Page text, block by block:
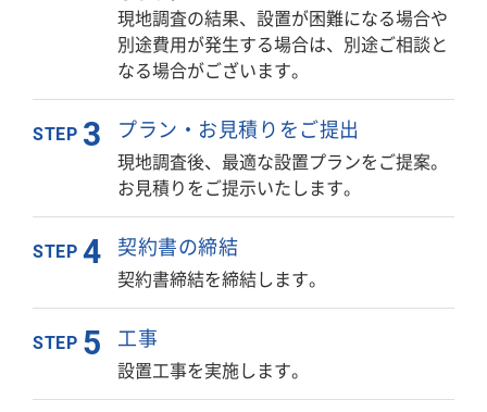
現地調査の結果、設置が困難になる場合や
別途費用が発生する場合は、別途ご相談と
なる場合がございます。
STEP 3 プラン・お見積りをご提出
現地調査後、最適な設置プランをご提案。
お見積りをご提示いたします。
STEP 4 契約書の締結
契約書締結を締結します。
STEP 5 工事
設置工事を実施します。